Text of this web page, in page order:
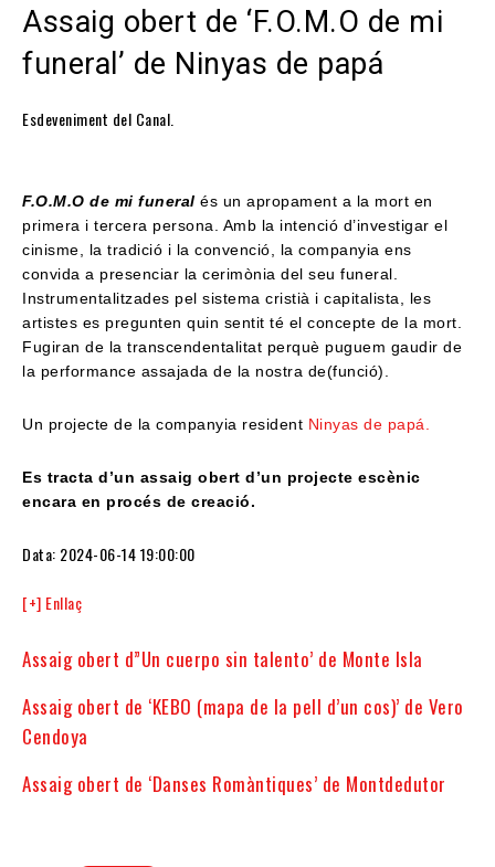
Assaig obert de ‘F.O.M.O de mi
funeral’ de Ninyas de papá
Esdeveniment del Canal.
F.O.M.O de mi funeral és un apropament a la mort en
primera i tercera persona. Amb la intenció d’investigar el
cinisme, la tradició i la convenció, la companyia ens
convida a presenciar la cerimònia del seu funeral.
Instrumentalitzades pel sistema cristià i capitalista, les
artistes es pregunten quin sentit té el concepte de la mort.
Fugiran de la transcendentalitat perquè puguem gaudir de
la performance assajada de la nostra de(funció).
Un projecte de la companyia resident Ninyas de papá.
Es tracta d’un assaig obert d’un projecte escènic
encara en procés de creació.
Data: 2024-06-14 19:00:00
[+] Enllaç
Assaig obert d”Un cuerpo sin talento’ de Monte Isla
Assaig obert de ‘KEBO (mapa de la pell d’un cos)’ de Vero
Cendoya
Assaig obert de ‘Danses Romàntiques’ de Montdedutor